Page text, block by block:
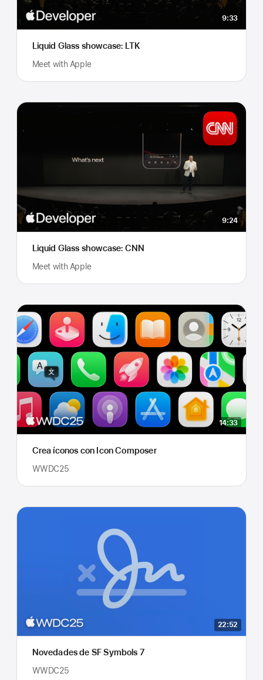
9:33
Liquid Glass showcase: LTK
Meet with Apple
9:24
Liquid Glass showcase: CNN
Meet with Apple
14:33
Crea íconos con Icon Composer
WWDC25
22:52
Novedades de SF Symbols 7
WWDC25